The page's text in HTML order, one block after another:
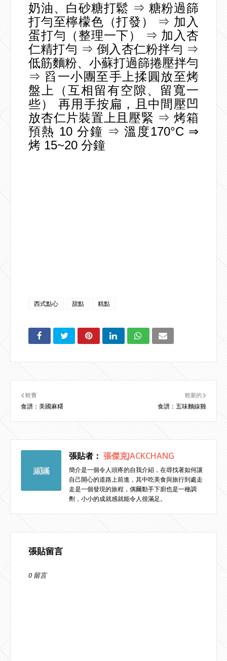
奶油、白砂糖打鬆 ⇒ 糖粉過篩
打勻至檸檬色（打發） ⇒ 加入
蛋打勻（整理一下） ⇒ 加入杏
仁精打勻 ⇒ 倒入杏仁粉拌勻 ⇒
低筋麵粉、小蘇打過篩捲壓拌勻
⇒ 舀一小團至手上揉圓放至烤
盤上（互相留有空隙、留寬一
些） 再用手按扁，且中間壓凹
放杏仁片裝置上且壓緊 ⇒ 烤箱
預熱 10 分鐘 ⇒ 溫度170°C ⇒
烤 15~20 分鐘
西式點心 甜點 糕點
較新的
食譜：五味麵線雞
較舊
食譜：美國麻糬
張貼者： 張傑克JACKCHANG
簡介是一個令人頭疼的自我介紹，在尋找著如何讓
自己開心的道路上前進，其中吃美食與旅行到處走
走是一個發現的旅程，偶爾動手下廚也是一種調
劑，小小的成就感就能令人很滿足。
張貼留言
0 留言